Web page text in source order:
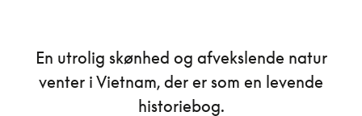
En utrolig skønhed og afvekslende natur
venter i Vietnam, der er som en levende
historiebog.